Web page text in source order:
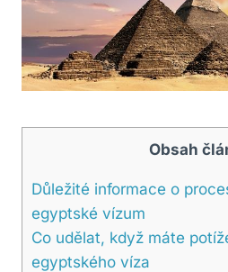
Obsah
Důležité informace o
egyptské vízum
Co udělat, když máte
egyptského víza